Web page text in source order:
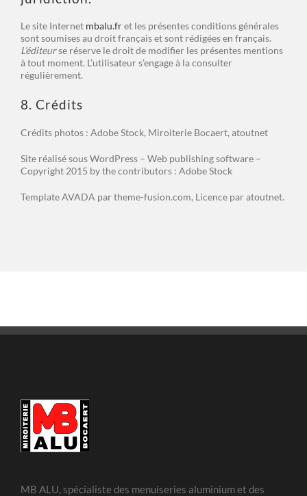
Le site Internet mbalu.fret les présentes conditions générales
sont soumises au droit français et sont rédigées en français.
L’éditeurse réserve le droit de modifier les présentes mentions
à tout moment. L’utilisateur s’engage à la consulter
régulièrement.
8. Crédits
Crédits photos : Adobe Stock, Miroiterie Bocaert, atoutnet
Site réalisé sous WordPress – Web publishing software –
Copyright 2015 by the contributors : Adobe Stock
Template AVADA par theme-fusion.com, Licence par atoutnet.
MB ALU, spécialiste des menuiseries aluminium et des